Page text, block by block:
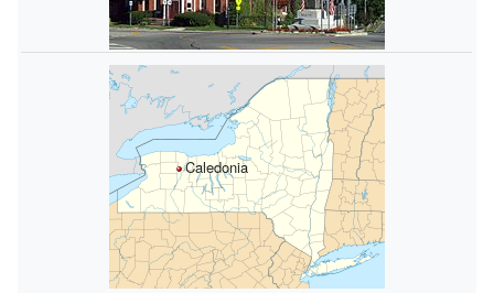
Caledonia